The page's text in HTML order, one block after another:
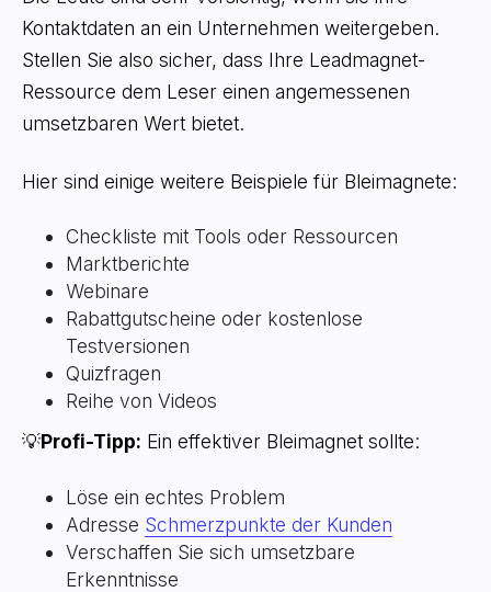
Kontaktdaten an ein Unternehmen weitergeben.
Stellen Sie also sicher, dass Ihre Leadmagnet-
Ressource dem Leser einen angemessenen
umsetzbaren Wert bietet.
Hier sind einige weitere Beispiele für Bleimagnete:
Checkliste mit Tools oder Ressourcen
Marktberichte
Webinare
Rabattgutscheine oder kostenlose
Testversionen
Quizfragen
Reihe von Videos
💡Profi-Tipp: Ein effektiver Bleimagnet sollte:
Löse ein echtes Problem
Adresse Schmerzpunkte der Kunden
Verschaffen Sie sich umsetzbare
Erkenntnisse